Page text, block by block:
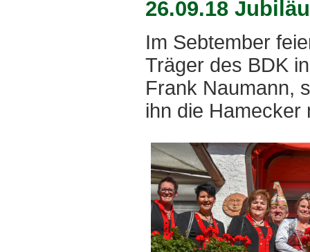
26.09.18
Im Sebtember
Träger des BDK
Frank Naumann,
ihn die Hamecker